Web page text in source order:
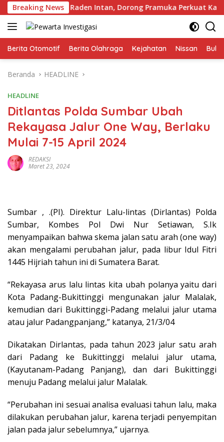
Langsung
ke
konten
Breaking News
Gudep UIN Raden Intan, Dorong Pramuka Perkuat Karakter
Berita Otomotif Berita Olahraga Kejahatan Nissan
Beranda HEADLINE
HEADLINE
Ditlantas Polda Sumbar Ubah
Rekayasa Jalur One Way, Berlaku
Mulai 7-15 April 2024
REDAKSI
Maret 23, 2024
Sumbar , .(PI). Direktur Lalu-lintas (Dirlantas) Polda
Sumbar, Kombes Pol Dwi Nur Setiawan, S.Ik
menyampaikan bahwa skema jalan satu arah (one way)
akan mengalami perubahan jalur, pada libur Idul Fitri
1445 Hijriah tahun ini di Sumatera Barat.
“Rekayasa arus lalu lintas kita ubah polanya yaitu dari
Kota Padang-Bukittinggi mengunakan jalur Malalak,
kemudian dari Bukittinggi-Padang melalui jalur utama
atau jalur Padangpanjang,” katanya, 21/3/04
Dikatakan Dirlantas, pada tahun 2023 jalur satu arah
dari Padang ke Bukittinggi melalui jalur utama,
(Kayutanam-Padang Panjang), dan dari Bukittinggi
menuju Padang melalui jalur Malalak.
“Perubahan ini sesuai analisa evaluasi tahun lalu, maka
dilakukan perubahan jalur, karena terjadi penyempitan
jalan pada jalur sebelumnya,” ujarnya.